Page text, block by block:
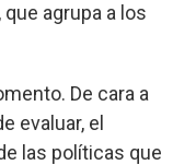
agrupa a los
De cara a
evaluar, el
las políticas que